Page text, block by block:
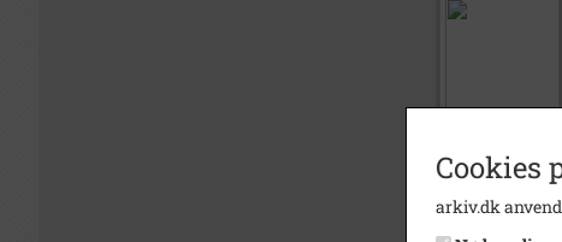
Cookies
arkiv.dk